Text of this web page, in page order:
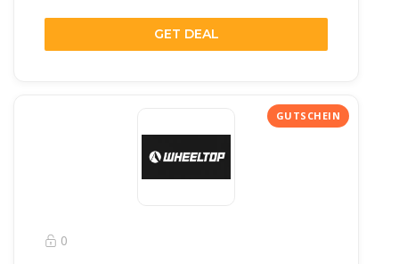
GET DEAL
0